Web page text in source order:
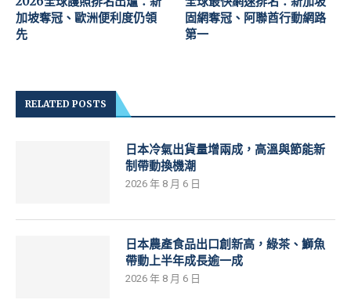
加坡奪冠、歐洲便利度仍領
先
固網奪冠、阿聯酋行動網路
第一
RELATED POSTS
日本冷氣出貨量增兩成，高溫與節能新
制帶動換機潮
2026 年 8 月 6 日
日本農產食品出口創新高，綠茶、鰤魚
帶動上半年成長逾一成
2026 年 8 月 6 日